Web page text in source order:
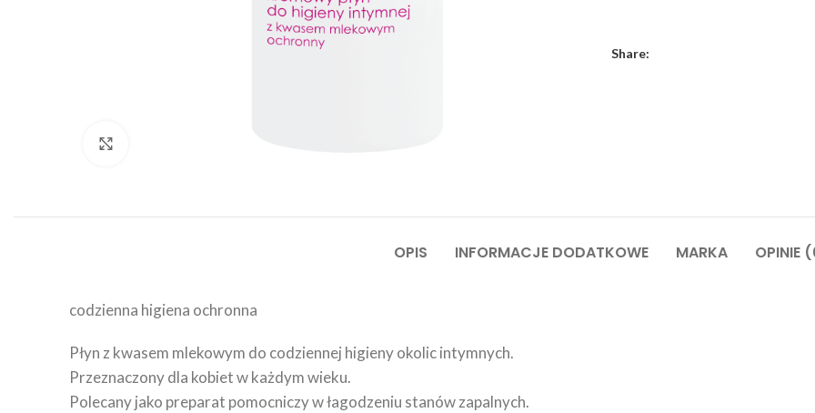
Share:
OPIS INFORMACJE DODATKOWE MARKA OPINIE
codzienna higiena ochronna
Płyn z kwasem mlekowym do codziennej higieny okolic intymnych.
Przeznaczony dla kobiet w każdym wieku.
Polecany jako preparat pomocniczy w łagodzeniu stanów zapalnych.